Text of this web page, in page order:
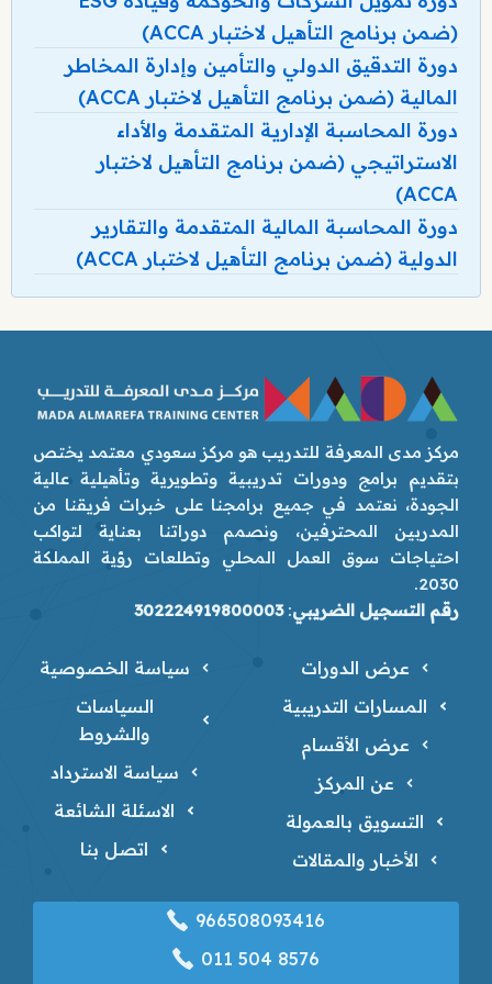
(ضمن برنامج التأهيل لاختبار ACCA)
دورة التدقيق الدولي والتأمين وإدارة المخاطر
المالية (ضمن برنامج التأهيل لاختبار ACCA)
دورة المحاسبة الإدارية المتقدمة والأداء
الاستراتيجي (ضمن برنامج التأهيل لاختبار
ACCA)
دورة المحاسبة المالية المتقدمة والتقارير
الدولية (ضمن برنامج التأهيل لاختبار ACCA)
مركز مدى المعرفة للتدريب هو مركز سعودي معتمد يختص
بتقديم برامج ودورات تدريبية وتطويرية وتأهيلية عالية
الجودة، نعتمد في جميع برامجنا على خبرات فريقنا من
المدربين المحترفين، ونصمم دوراتنا بعناية لتواكب
احتياجات سوق العمل المحلي وتطلعات رؤية المملكة
2030.
رقم التسجيل الضريبي:
302224919800003
عرض الدورات
المسارات التدريبية
عرض الأقسام
عن المركز
التسويق بالعمولة
الأخبار والمقالات
سياسة الخصوصية
السياسات
والشروط
سياسة الاسترداد
الاسئلة الشائعة
اتصل بنا
966508093416
‎011 504 8576